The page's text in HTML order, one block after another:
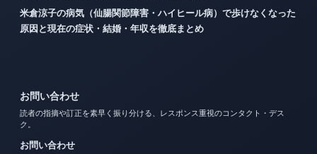
米倉涼子の病気（仙腸関節障害・ハイヒール病）で歩けなくなった
原因と現在の症状・結婚・年収を徹底まとめ
お問い合わせ
読者の指摘や訂正を素早く振り分ける、レスポンス重視のコンタクト・デス
ク。
お問い合わせ